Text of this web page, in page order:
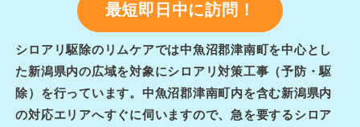
最短即日中に訪問！
シロアリ駆除のリムケアでは中魚沼郡津南町を中心とし
た新潟県内の広域を対象にシロアリ対策工事（予防・駆
除）を行っています。中魚沼郡津南町内を含む新潟県内
の対応エリアへすぐに伺いますので、急を要するシロア